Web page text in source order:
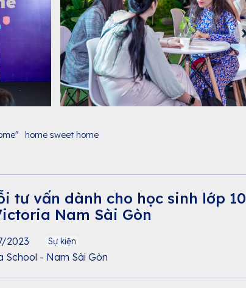
home sweet home
tư vấn dành cho học sinh lớp 10
Nam Sài Gòn
2023 Sự kiện
School - Nam Sài Gòn